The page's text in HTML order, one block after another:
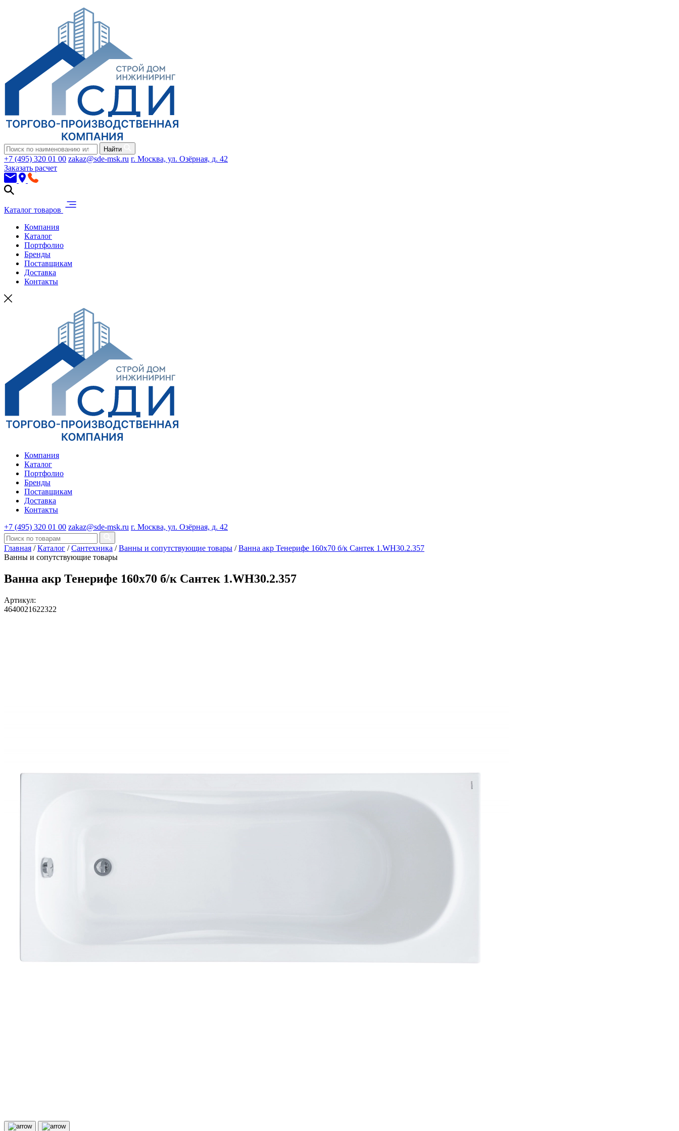
Найти
+7 (495) 320 01 00 zakaz@sde-msk.ru г. Москва, ул. Озёрная, д. 42
Заказать расчет
Каталог товаров
Компания
Каталог
Портфолио
Бренды
Поставщикам
Доставка
Контакты
Компания
Каталог
Портфолио
Бренды
Поставщикам
Доставка
Контакты
+7 (495) 320 01 00 zakaz@sde-msk.ru г. Москва, ул. Озёрная, д. 42
Главная / Каталог / Сантехника / Ванны и сопутствующие товары / Ванна акр Тенерифе 160х70 б/к Сантек 1.WH30.2.357
Ванны и сопутствующие товары
Ванна акр Тенерифе 160х70 б/к Сантек 1.WH30.2.357
Артикул:
4640021622322